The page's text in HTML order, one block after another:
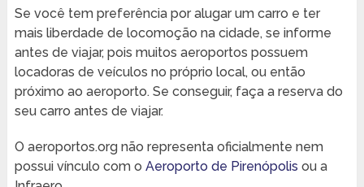
Se você tem preferência por alugar um carro e ter
mais liberdade de locomoção na cidade, se informe
antes de viajar, pois muitos aeroportos possuem
locadoras de veículos no próprio local, ou então
próximo ao aeroporto. Se conseguir, faça a reserva do
seu carro antes de viajar.
O aeroportos.org não representa oficialmente nem
possui vínculo com o Aeroporto de Pirenópolis ou a